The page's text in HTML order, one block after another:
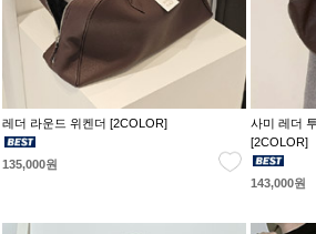
레더 라운드 위켄더 [2COLOR]
135,000원
사미 레더
[2COLOR]
143,000원